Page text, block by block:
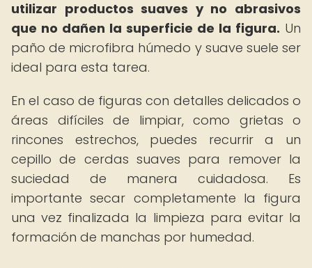
utilizar productos suaves y no abrasivos
que no dañen la superficie de la figura. Un
paño de microfibra húmedo y suave suele ser
ideal para esta tarea.
En el caso de figuras con detalles delicados o
áreas difíciles de limpiar, como grietas o
rincones estrechos, puedes recurrir a un
cepillo de cerdas suaves para remover la
suciedad de manera cuidadosa. Es
importante secar completamente la figura
una vez finalizada la limpieza para evitar la
formación de manchas por humedad.